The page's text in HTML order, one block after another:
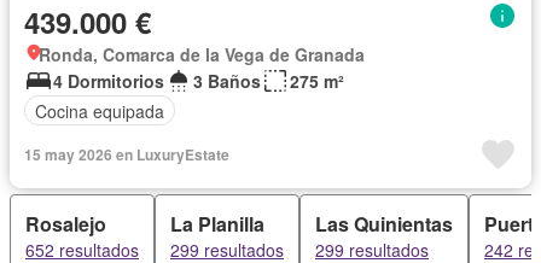
439.000 €
Ronda, Comarca de la Vega de Granada
4 Dormitorios
3 Baños
275 m²
Cocina equipada
15 may 2026 en LuxuryEstate
Rosalejo
652 resultados
La Planilla
299 resultados
Las Quinientas
299 resultados 242